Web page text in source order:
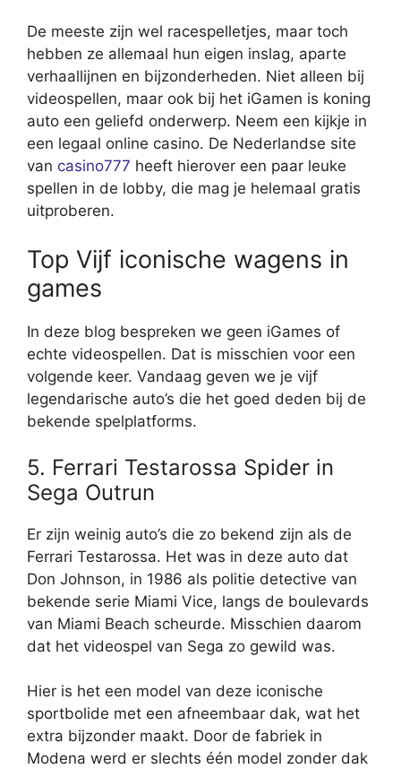
De meeste zijn wel racespelletjes, maar toch
hebben ze allemaal hun eigen inslag, aparte
verhaallijnen en bijzonderheden. Niet alleen bij
videospellen, maar ook bij het iGamen is koning
auto een geliefd onderwerp. Neem een kijkje in
een legaal online casino. De Nederlandse site
van casino777 heeft hierover een paar leuke
spellen in de lobby, die mag je helemaal gratis
uitproberen.
Top Vijf iconische wagens in
games
In deze blog bespreken we geen iGames of
echte videospellen. Dat is misschien voor een
volgende keer. Vandaag geven we je vijf
legendarische auto’s die het goed deden bij de
bekende spelplatforms.
5. Ferrari Testarossa Spider in
Sega Outrun
Er zijn weinig auto’s die zo bekend zijn als de
Ferrari Testarossa. Het was in deze auto dat
Don Johnson, in 1986 als politie detective van
bekende serie Miami Vice, langs de boulevards
van Miami Beach scheurde. Misschien daarom
dat het videospel van Sega zo gewild was.
Hier is het een model van deze iconische
sportbolide met een afneembaar dak, wat het
extra bijzonder maakt. Door de fabriek in
Modena werd er slechts één model zonder dak